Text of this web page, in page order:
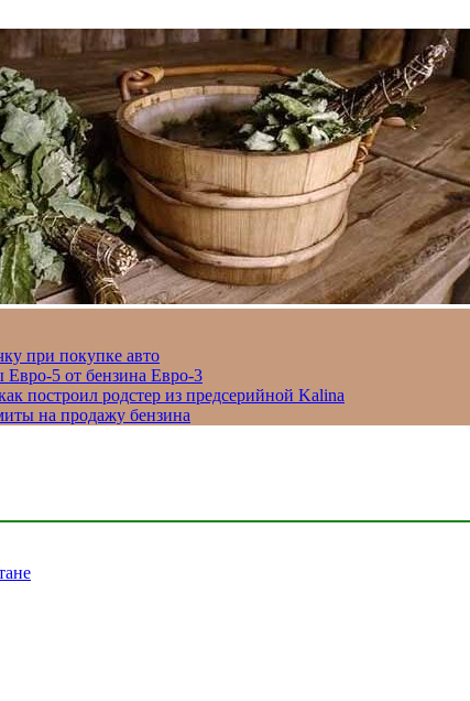
при покупке авто
Евро-5 от бензина Евро-3
построил родстер из предсерийной Kalina
на продажу бензина